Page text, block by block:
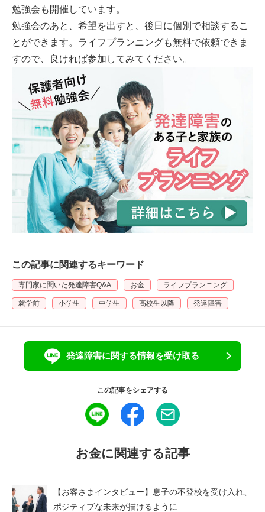
勉強会も開催しています。
勉強会のあと、希望を出すと、後日に個別で相談するこ
とができます。ライフプランニングも無料で依頼できま
すので、良ければ参加してみてください。
この記事に関連するキーワード
専門家に聞いた発達障害Q&A お金 ライフプランニング
就学前 小学生 中学生 高校生以降 発達障害
発達障害に関する情報を受け取る
この記事をシェアする
お金に関連する記事
【お客さまインタビュー】息子の不登校を受け入れ、
ポジティブな未来が描けるように